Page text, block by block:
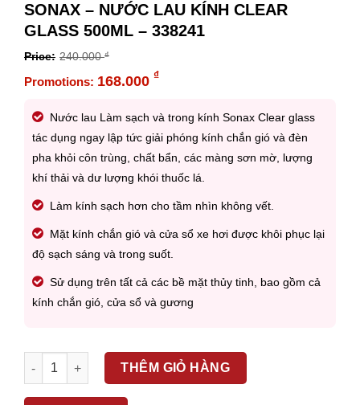
SONAX – NƯỚC LAU KÍNH CLEAR
GLASS 500ML – 338241
240.000₫
Original
was:
240.000 ₫.
168.000 ₫
price
is:
168.000 ₫.
Nước lau Làm sạch và trong kính Sonax Clear glass
tác dụng ngay lập tức giải phóng kính chắn gió và đèn
pha khỏi côn trùng, chất bẩn, các màng sơn mờ, lượng
khí thải và dư lượng khói thuốc lá.
Làm kính sạch hơn cho tầm nhìn không vết.
Mặt kính chắn gió và cửa sổ xe hơi được khôi phục lại
độ sạch sáng và trong suốt.
Sử dụng trên tất cả các bề mặt thủy tinh, bao gồm cả
kính chắn gió, cửa sổ và gương
SONAX - NƯỚC LAU KÍNH CLEAR GLASS 500ML - 338241
THÊM GIỎ HÀNG